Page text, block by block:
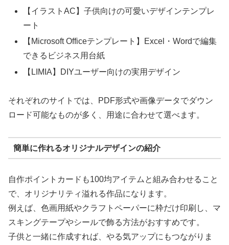
【イラストAC】子供向けの可愛いデザインテンプレ
ート
【Microsoft Officeテンプレート】Excel・Wordで編集
できるビジネス用台紙
【LIMIA】DIYユーザー向けの実用デザイン
それぞれのサイトでは、PDF形式や画像データでダウン
ロード可能なものが多く、用途に合わせて選べます。
簡単に作れるオリジナルデザインの紹介
自作ポイントカードも100均アイテムと組み合わせること
で、オリジナリティ溢れる作品になります。
例えば、色画用紙やクラフトペーパーに枠だけ印刷し、マ
スキングテープやシールで飾る方法がおすすめです。
子供と一緒に作成すれば、やる気アップにもつながりま